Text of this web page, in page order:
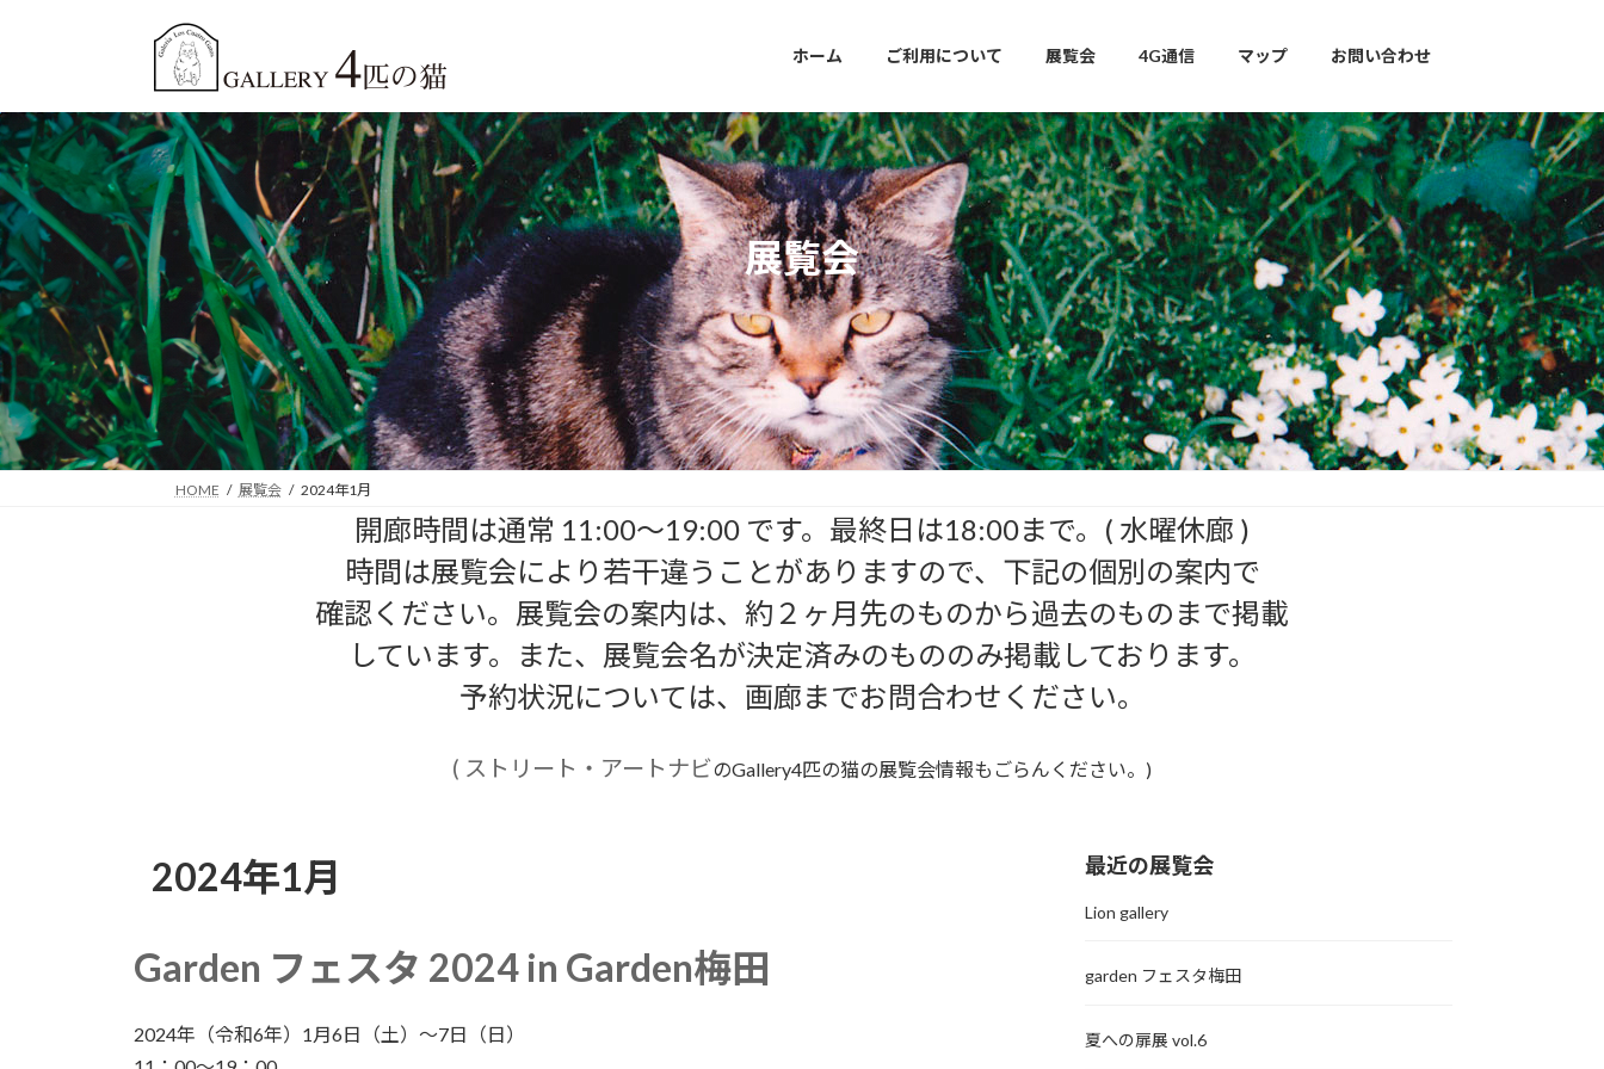
ツ
へ
ス
キ
ッ
プ
シ
ョ
ン
に
移
動
ホーム ご利用について 展覧会 4G通信 マップ お問い合わせ
展覧会
HOME 展覧会 2024年1月
開廊時間は通常 11:00～19:00 です。最終日は18:00まで。( 水曜休廊 )
時間は展覧会により若干違うことがありますので、下記の個別の案内で
確認ください。展覧会の案内は、約２ヶ月先のものから過去のものまで掲載
しています。また、展覧会名が決定済みのもののみ掲載しております。
予約状況については、画廊までお問合わせください。
( ストリート・アートナビのGallery4匹の猫の展覧会情報もごらんください。)
2024年1月
Garden フェスタ 2024 in Garden梅田
2024年（令和6年）1月6日（土）～7日（日）
最近の展覧会
Lion gallery
garden フェスタ梅田
夏への扉展 vol.6